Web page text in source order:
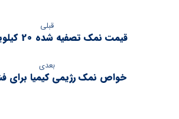
قبلی
قیمت نمک تصفیه شده 20 کیلویی کلوان
بعدی
خواص نمک رژیمی کیمیا برای